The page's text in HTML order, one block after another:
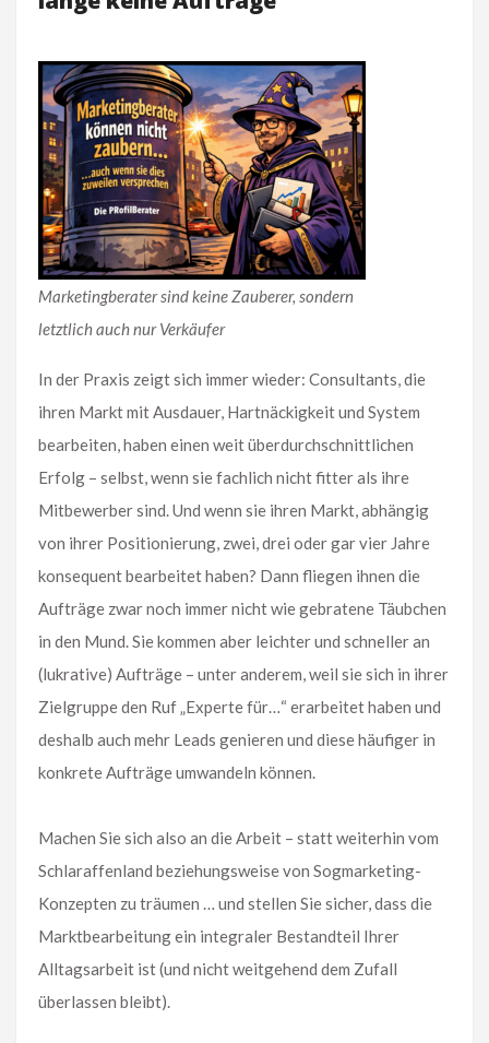
Marketingberater sind keine Zauberer, sondern
letztlich auch nur Verkäufer
In der Praxis zeigt sich immer wieder: Consultants, die
ihren Markt mit Ausdauer, Hartnäckigkeit und System
bearbeiten, haben einen weit überdurchschnittlichen
Erfolg – selbst, wenn sie fachlich nicht fitter als ihre
Mitbewerber sind. Und wenn sie ihren Markt, abhängig
von ihrer Positionierung, zwei, drei oder gar vier Jahre
konsequent bearbeitet haben? Dann fliegen ihnen die
Aufträge zwar noch immer nicht wie gebratene Täubchen
in den Mund. Sie kommen aber leichter und schneller an
(lukrative) Aufträge – unter anderem, weil sie sich in ihrer
Zielgruppe den Ruf „Experte für…“ erarbeitet haben und
deshalb auch mehr Leads genieren und diese häufiger in
konkrete Aufträge umwandeln können.
Machen Sie sich also an die Arbeit – statt weiterhin vom
Schlaraffenland beziehungsweise von Sogmarketing-
Konzepten zu träumen … und stellen Sie sicher, dass die
Marktbearbeitung ein integraler Bestandteil Ihrer
Alltagsarbeit ist (und nicht weitgehend dem Zufall
überlassen bleibt).